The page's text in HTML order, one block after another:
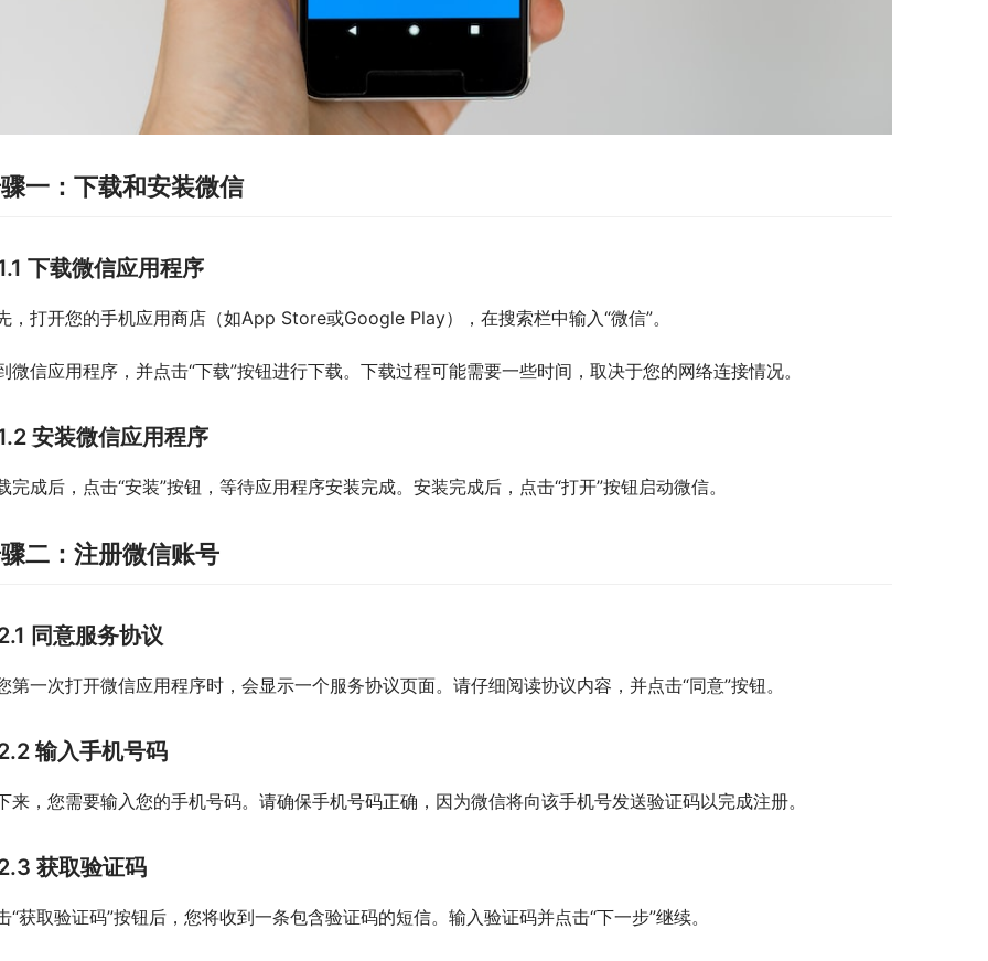
一：下载和安装微信
下载微信应用程序
，打开您的手机应用商店（如App Store或Google Play），在搜索栏中输入“微信”。
微信应用程序，并点击“下载”按钮进行下载。下载过程可能需要一些时间，取决于您的网络连接情况。
安装微信应用程序
完成后，点击“安装”按钮，等待应用程序安装完成。安装完成后，点击“打开”按钮启动微信。
二：注册微信账号
同意服务协议
第一次打开微信应用程序时，会显示一个服务协议页面。请仔细阅读协议内容，并点击“同意”按钮。
输入手机号码
来，您需要输入您的手机号码。请确保手机号码正确，因为微信将向该手机号发送验证码以完成注册。
获取验证码
“获取验证码”按钮后，您将收到一条包含验证码的短信。输入验证码并点击“下一步”继续。